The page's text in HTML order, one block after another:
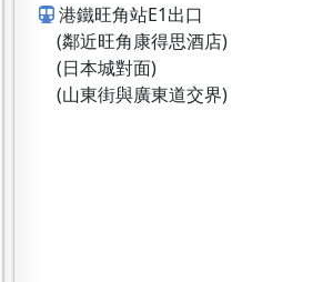
港鐵旺角站E1出口
(鄰近旺角康得思酒店)
(日本城對面)
(山東街與廣東道交界)